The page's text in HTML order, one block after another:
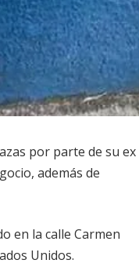
por parte de su ex
además de
en la calle Carmen
Unidos.